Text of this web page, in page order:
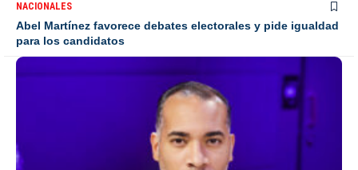
NACIONALES
Abel Martínez favorece debates electorales y pide igualdad
para los candidatos